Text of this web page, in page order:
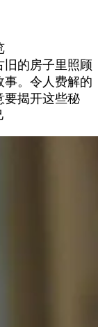
旧的房子里照顾
事。令人费解的
要揭开这些秘